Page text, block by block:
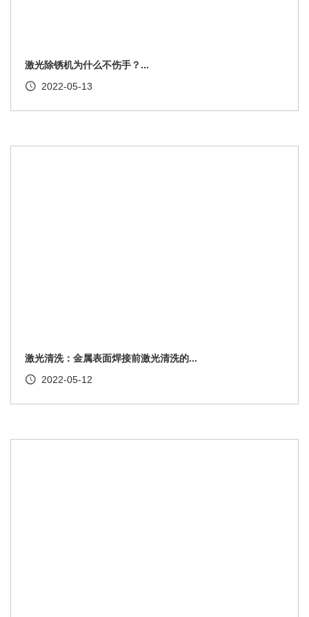
激光除锈机为什么不伤手？...
2022-05-13
激光清洗：金属表面焊接前激光清洗的...
2022-05-12